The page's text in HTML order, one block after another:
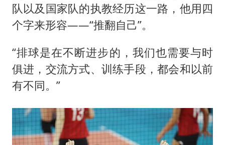
队以及国家队的执教经历这一路，他用四
个字来形容——“推翻自己”。
“排球是在不断进步的，我们也需要与时
俱进，交流方式、训练手段，都会和以前
有不同。”